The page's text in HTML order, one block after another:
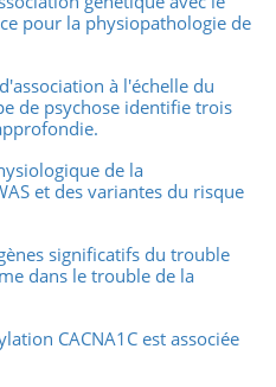
pour la physiopathologie de
à l'échelle du
de psychose identifie trois
de la
et des variantes du risque
significatifs du trouble
dans le trouble de la
CACNA1C est associée